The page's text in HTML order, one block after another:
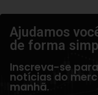
Ajudamos
de forma
Inscreva-se
notícias do
manhã.